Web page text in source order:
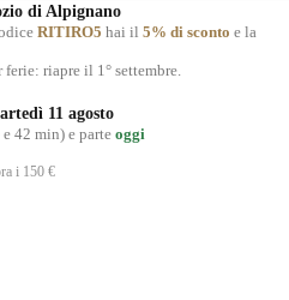
di Alpignano
RITIRO5 hai il 5% di sconto e la
ferie: riapre il 1° settembre.
11 agosto
42 min) e parte oggi
i 150 €